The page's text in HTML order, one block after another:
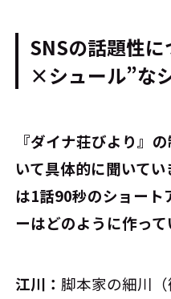
SNSの話題性
×シュール”な
――『ダイナ荘びより
いて具体的に聞いて
は1話90秒のショート
ーはどのように作って
江川： 脚本家の細川